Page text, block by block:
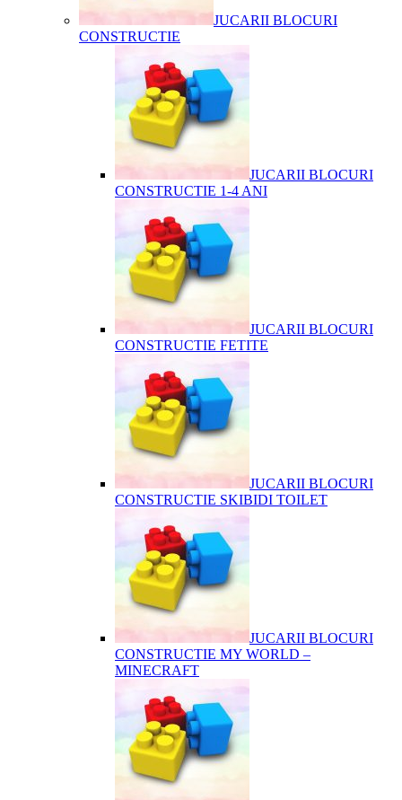
JUCARII BLOCURI
CONSTRUCTIE
JUCARII BLOCURI
CONSTRUCTIE 1-4 ANI
JUCARII BLOCURI
CONSTRUCTIE FETITE
JUCARII BLOCURI
CONSTRUCTIE SKIBIDI TOILET
JUCARII BLOCURI
CONSTRUCTIE MY WORLD –
MINECRAFT